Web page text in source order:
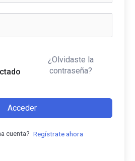
¿Olvidaste la
contraseña?
Acceder
cuenta? Regístrate ahora